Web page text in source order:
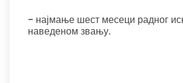
- најмање шест месеци радног
наведеном звању.